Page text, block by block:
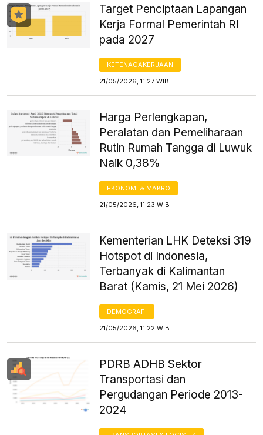
Target Penciptaan Lapangan
Kerja Formal Pemerintah RI
pada 2027
KETENAGAKERJAAN
21/05/2026, 11:27 WIB
Harga Perlengkapan,
Peralatan dan Pemeliharaan
Rutin Rumah Tangga di Luwuk
Naik 0,38%
EKONOMI & MAKRO
21/05/2026, 11:23 WIB
Kementerian LHK Deteksi 319
Hotspot di Indonesia,
Terbanyak di Kalimantan
Barat (Kamis, 21 Mei 2026)
DEMOGRAFI
21/05/2026, 11:22 WIB
PDRB ADHB Sektor
Transportasi dan
Pergudangan Periode 2013-
2024